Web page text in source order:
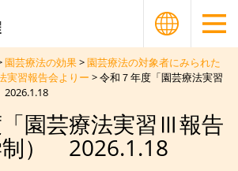
園芸療法の効果>園芸療法の対象者にみられた
実習報告会よりー > 令和７年度「園芸療法実習
園芸療法実習Ⅲ報告
制） 2026.1.18